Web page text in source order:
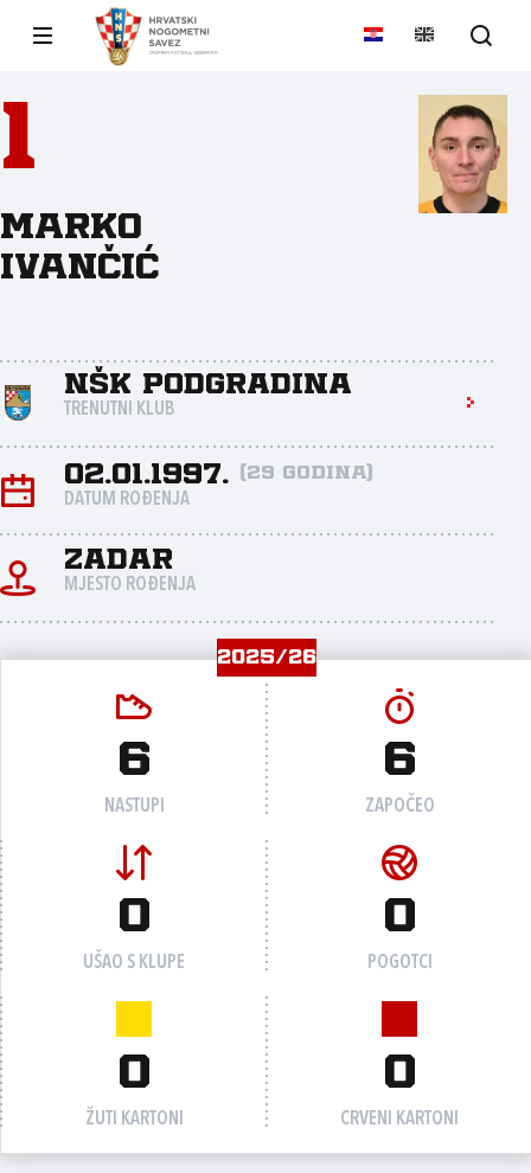
1
Marko
Ivančić
NŠK Podgradina
TRENUTNI KLUB
02.01.1997. (29 godina)
DATUM ROĐENJA
Zadar
MJESTO ROĐENJA
2025/26
6
NASTUPI
6
ZAPOČEO
0
UŠAO S KLUPE
0
POGOTCI
0
ŽUTI KARTONI
0
CRVENI KARTONI